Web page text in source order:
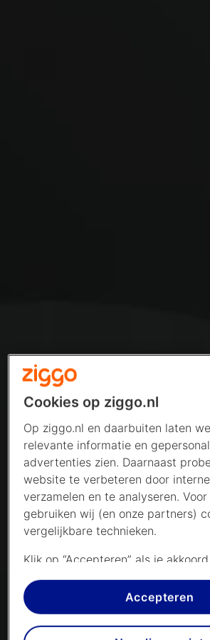
Cookies op ziggo.nl
Op ziggo.nl en daarbuiten laten
relevante informatie en
advertenties zien. Daarnaast
website te verbeteren door
verzamelen en te analyseren.
gebruiken wij (en onze partners)
vergelijkbare technieken.
Klik op “Accepteren” als je
cookies. Kies je voor “Nee, liever
plaatsen we alleen strikt
de website goed te laten werken.
dat we geen vormen van
Accepteren